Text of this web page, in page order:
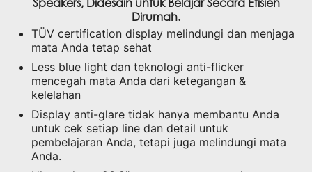
Less blue light dan teknologi anti-flicker
mencegah mata Anda dari ketegangan &
kelelahan
Display anti-glare tidak hanya membantu Anda
untuk cek setiap line dan detail untuk
pembelajaran Anda, tetapi juga melindungi mata
Anda.
Ukuran layar 23.8” yang sempurna untuk
pekerjaan programming, coding & website design
Belajar dengan posisi melihat yang nyaman saat
fokus pada pelajaran dan tugas Anda